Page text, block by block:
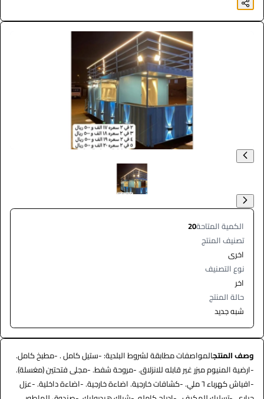
الكمية المتاحة20
تصنيف المنتج
اخرى
نوع التصنيف
اخر
حالة المنتج
شبه جديد
وصف المنتجالمواصفات مطابقة لشروط البلدية: -ستيل كامل . -مطبخ كامل.
-ارضية المنيوم مبزر غير قابله للانزلاق. -مروحة شفط. -مجلى فتحتين (مغسلة).
-افياش كهرباء ٦ ملي. -كشافات خارجية. اضاءة خارجية. -اضاءة داخلية. -عزل